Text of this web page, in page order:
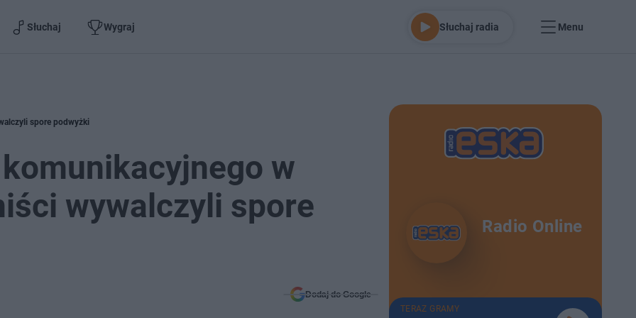
Słuchaj Wygraj Słuchaj radia Menu
spore podwyżki
w
wywalczyli spore
Dodaj do Google
Radio Online
TERAZ GRAMY